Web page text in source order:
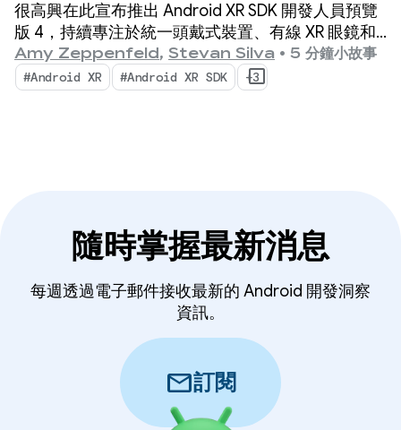
很高興在此宣布推出 Android XR SDK 開發人員預覽
版 4，持續專注於統一頭戴式裝置、有線 XR 眼鏡和
智慧眼鏡的跨裝置開發作業。
Amy Zeppenfeld, Stevan Silva • 5 分鐘小故事
#Android XR #Android XR SDK +3
隨時掌握最新消息
每週透過電子郵件接收最新的 Android 開發洞察
資訊。
mail訂閱